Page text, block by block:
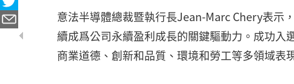
意法半導體總裁暨執行長Jean-Marc Chery表示
續成爲公司永續盈利成長的關鍵驅動力。成功
商業道德、創新和品質、環境和勞工等多領域表